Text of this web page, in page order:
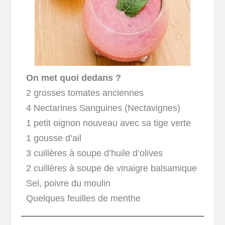
On met quoi dedans ?
2 grosses tomates anciennes
4 Nectarines Sanguines (Nectavignes)
1 petit oignon nouveau avec sa tige verte
1 gousse d’ail
3 cuillères à soupe d’huile d’olives
2 cuillères à soupe de vinaigre balsamique
Sel, poivre du moulin
Quelques feuilles de menthe